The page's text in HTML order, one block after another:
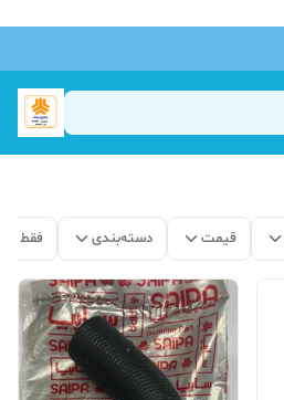
قیمت دسته‌بندی فقط